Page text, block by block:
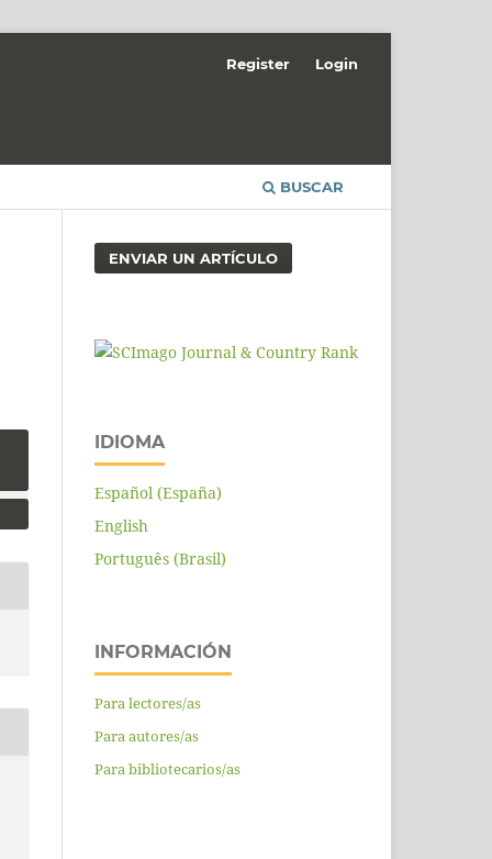
BUSCAR
Register Login
ENVIAR UN ARTÍCULO
IDIOMA
Español (España)
English
Português (Brasil)
INFORMACIÓN
Para lectores/as
Para autores/as
Para bibliotecarios/as